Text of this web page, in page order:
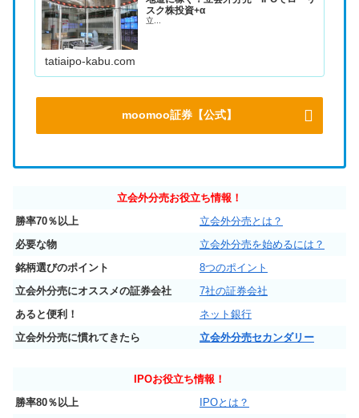
スク株投資+α
立...
tatiaipo-kabu.com
moomoo証券【公式】
立会外分売お役立ち情報！
勝率70％以上
立会外分売とは？
必要な物
立会外分売を始めるには？
銘柄選びのポイント
8つのポイント
立会外分売にオススメの証券会社
7社の証券会社
あると便利！
ネット銀行
立会外分売に慣れてきたら
立会外分売セカンダリー
IPOお役立ち情報！
勝率80％以上
IPOとは？